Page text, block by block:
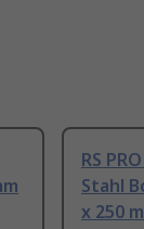
RS
Stahl
x 250